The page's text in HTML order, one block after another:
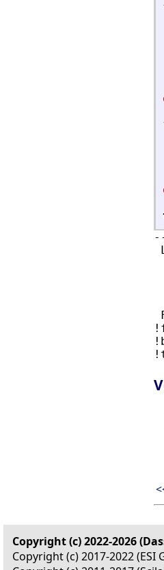
Copyright (c) 2022-2026
Copyright (c) 2017-2022 (ESI